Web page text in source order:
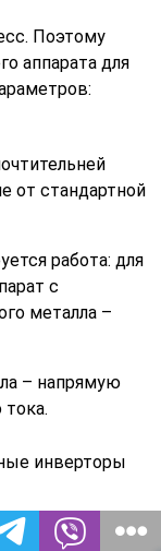
Поэтому
аппарата для
от стандартной
работа: для
с
металла –
– напрямую
инверторы
набор